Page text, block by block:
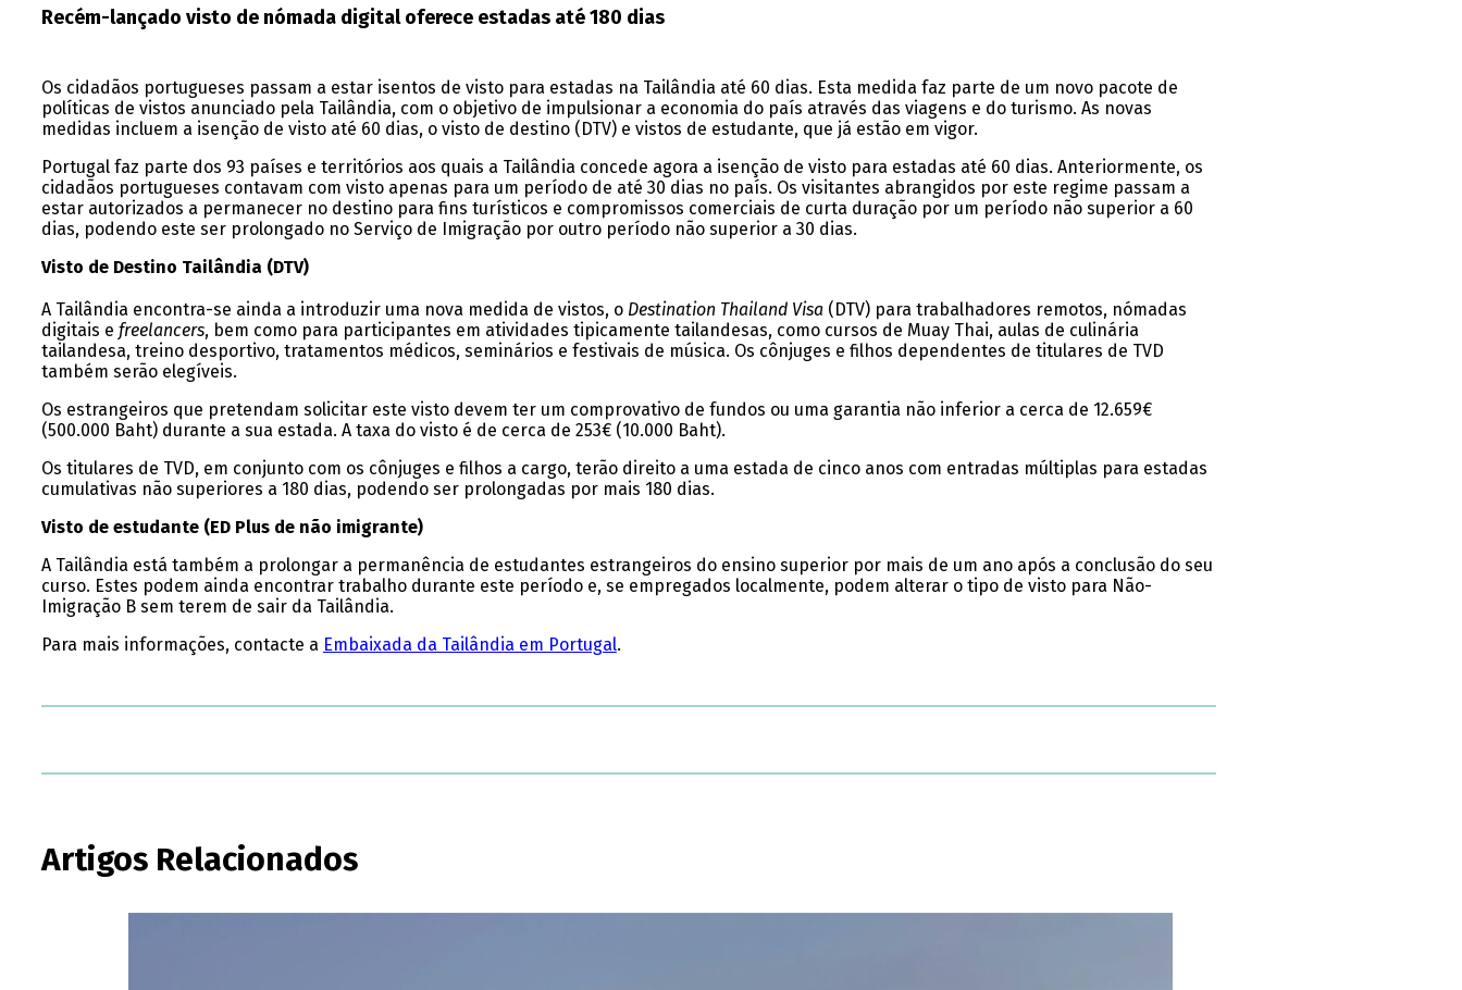
Recém-lançado visto de nómada digital oferece estadas até 180 dias
Os cidadãos portugueses passam a estar isentos de visto para estadas na Tailândia até 60 dias. Esta medida faz parte de um novo pacote de
políticas de vistos anunciado pela Tailândia, com o objetivo de impulsionar a economia do país através das viagens e do turismo. As novas
medidas incluem a isenção de visto até 60 dias, o visto de destino (DTV) e vistos de estudante, que já estão em vigor.
Portugal faz parte dos 93 países e territórios aos quais a Tailândia concede agora a isenção de visto para estadas até 60 dias. Anteriormente, os
cidadãos portugueses contavam com visto apenas para um período de até 30 dias no país. Os visitantes abrangidos por este regime passam a
estar autorizados a permanecer no destino para fins turísticos e compromissos comerciais de curta duração por um período não superior a 60
dias, podendo este ser prolongado no Serviço de Imigração por outro período não superior a 30 dias.
Visto de Destino Tailândia (DTV)
A Tailândia encontra-se ainda a introduzir uma nova medida de vistos, o Destination Thailand Visa(DTV) para trabalhadores remotos, nómadas
digitais e freelancers, bem como para participantes em atividades tipicamente tailandesas, como cursos de Muay Thai, aulas de culinária
tailandesa, treino desportivo, tratamentos médicos, seminários e festivais de música. Os cônjuges e filhos dependentes de titulares de TVD
também serão elegíveis.
Os estrangeiros que pretendam solicitar este visto devem ter um comprovativo de fundos ou uma garantia não inferior a cerca de 12.659€
(500.000 Baht) durante a sua estada. A taxa do visto é de cerca de 253€ (10.000 Baht).
Os titulares de TVD, em conjunto com os cônjuges e filhos a cargo, terão direito a uma estada de cinco anos com entradas múltiplas para estadas
cumulativas não superiores a 180 dias, podendo ser prolongadas por mais 180 dias.
Visto de estudante (ED Plus de não imigrante)
A Tailândia está também a prolongar a permanência de estudantes estrangeiros do ensino superior por mais de um ano após a conclusão do seu
curso. Estes podem ainda encontrar trabalho durante este período e, se empregados localmente, podem alterar o tipo de visto para Não-
Imigração B sem terem de sair da Tailândia.
Para mais informações, contacte a Embaixada da Tailândia em Portugal.
Artigos Relacionados